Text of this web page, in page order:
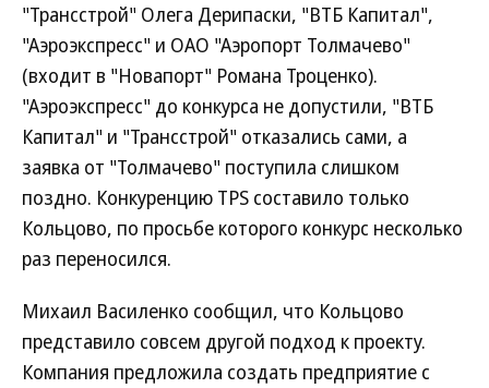
"Трансстрой" Олега Дерипаски, "ВТБ Капитал",
"Аэроэкспресс" и ОАО "Аэропорт Толмачево"
(входит в "Новапорт" Романа Троценко).
"Аэроэкспресс" до конкурса не допустили, "ВТБ
Капитал" и "Трансстрой" отказались сами, а
заявка от "Толмачево" поступила слишком
поздно. Конкуренцию TPS составило только
Кольцово, по просьбе которого конкурс несколько
раз переносился.
Михаил Василенко сообщил, что Кольцово
представило совсем другой подход к проекту.
Компания предложила создать предприятие с